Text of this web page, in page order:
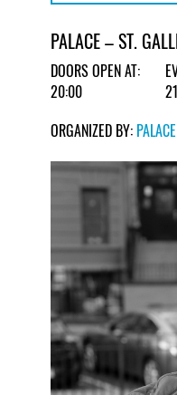
PALACE – ST.
DOORS OPEN AT:
20:00
ORGANIZED BY: PALACE